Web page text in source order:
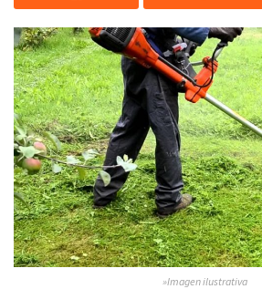
»Imagen ilustrativa